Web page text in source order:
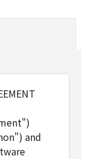
and